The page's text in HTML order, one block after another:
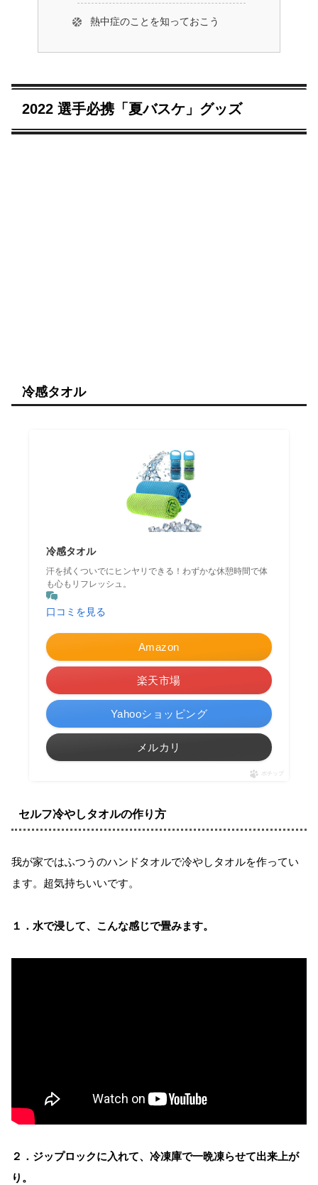
熱中症のことを知っておこう
2022 選手必携「夏バスケ」グッズ
冷感タオル
冷感タオル
汗を拭くついでにヒンヤリできる！わずかな休憩時間で体
も心もリフレッシュ。
口コミを見る
Amazon
楽天市場
Yahooショッピング
メルカリ
ポチップ
セルフ冷やしタオルの作り方
我が家ではふつうのハンドタオルで冷やしタオルを作ってい
ます。超気持ちいいです。
１．水で浸して、こんな感じで畳みます。
２．ジップロックに入れて、冷凍庫で一晩凍らせて出来上が
り。